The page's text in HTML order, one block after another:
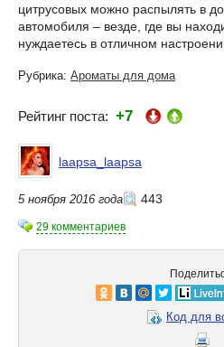
цитрусовых можно распылять в
автомобиля – везде, где вы
нуждаетесь в отличном
Рубрика: Ароматы для дома
Рейтинг поста: +7
laapsa_laapsa
5 ноября 2016 года 443
29 комментариев
Код для